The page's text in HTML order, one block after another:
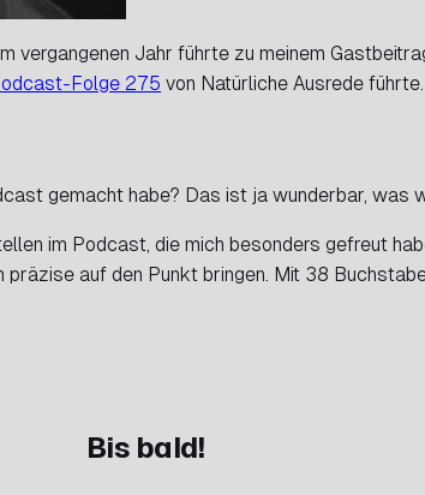
Jahr führte zu meinem
Folge 275 von Natürliche Ausrede führte.
gemacht habe? Das ist ja wunderbar, was
im Podcast, die mich besonders gefreut
präzise auf den Punkt bringen. Mit 38
Bis bald!